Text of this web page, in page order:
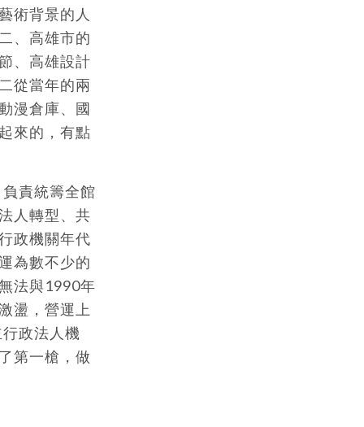
術背景的人
、高雄市的
、高雄設計
從當年的兩
漫倉庫、國
來的，有點
責統籌全館
人轉型、共
政機關年代
為數不少的
法與1990年
盪，營運上
政法人機
第一槍，做